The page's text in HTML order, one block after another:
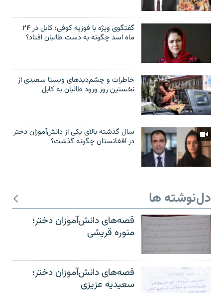
گفتگوی ویژه با فوزیه کوفی؛ کابل در ۲۴
ماه اسد چگونه به دست طالبان افتاد؟
خاطرات و چشم‌دید‌های ویسنا سعیدی از
نخستین روز ورود طالبان به کابل
سال گذشته بالای یکی از دانش‌آموزان دختر
در افغانستان چگونه گذشت؟
دل‌نوشته ها
قصه‌های دانش‌آموزان دختر؛
منوره قریشی
قصه‌های دانش‌آموزان دختر؛
سعیدیه عزیزی